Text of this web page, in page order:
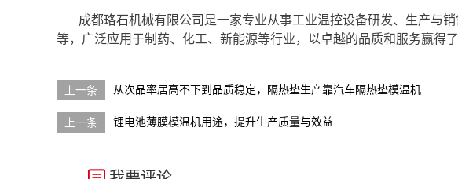
成都珞石机械有限公司是一家专业从事工业温控设备研发、生产与
等，广泛应用于制药、化工、新能源等行业，以卓越的品质和服务赢得
从次品率居高不下到品质稳定，隔热垫生产靠汽车隔热垫模温机
锂电池薄膜模温机用途，提升生产质量与效益